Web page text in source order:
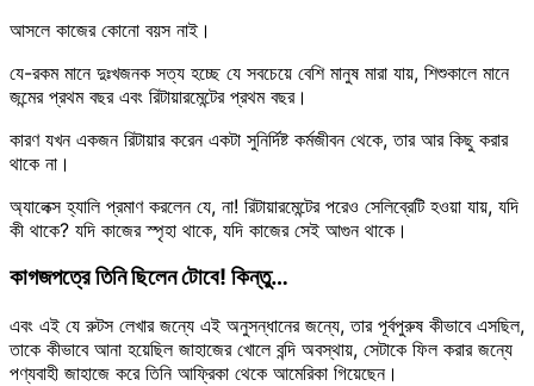
আসলে কাজের কোনো বয়স নাই।
যে-রকম মানে দুঃখজনক সত্য হচ্ছে যে সবচেয়ে বেশি মানুষ মারা যায়, শিশুকালে মানে
জন্মের প্রথম বছর এবং রিটায়ারমেন্টের প্রথম বছর।
কারণ যখন একজন রিটায়ার করেন একটা সুনির্দিষ্ট কর্মজীবন থেকে, তার আর কিছু করার
থাকে না।
অ্যালেক্স হ্যালি প্রমাণ করলেন যে, না! রিটায়ারমেন্টের পরেও সেলিব্রেটি হওয়া যায়, যদি
কী থাকে? যদি কাজের স্পৃহা থাকে, যদি কাজের সেই আগুন থাকে।
কাগজপত্রে তিনি ছিলেন টোবে! কিন্তু…
এবং এই যে রুটস লেখার জন্যে এই অনুসন্ধানের জন্যে, তার পূর্বপুরুষ কীভাবে এসছিল,
তাকে কীভাবে আনা হয়েছিল জাহাজের খোলে বন্দি অবস্থায়, সেটাকে ফিল করার জন্যে
পণ্যবাহী জাহাজে করে তিনি আফ্রিকা থেকে আমেরিকা গিয়েছেন।